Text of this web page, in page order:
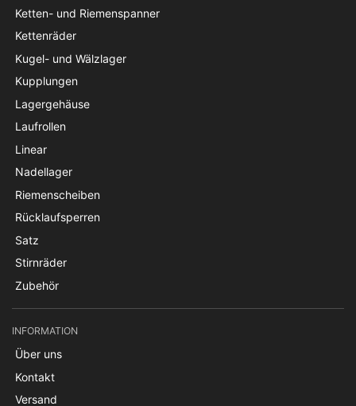
Ketten- und Riemenspanner
Kettenräder
Kugel- und Wälzlager
Kupplungen
Lagergehäuse
Laufrollen
Linear
Nadellager
Riemenscheiben
Rücklaufsperren
Satz
Stirnräder
Zubehör
INFORMATION
Über uns
Kontakt
Versand